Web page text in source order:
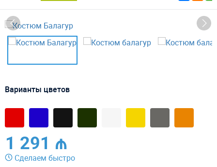
Варианты цветов
1 291 ₼
Сделаем быстро